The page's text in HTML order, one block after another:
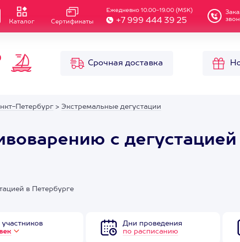
Каталог Сертификаты
Ежедневно 10.00-19.00 (MSK)
+7 999 444 39 25
Срочная доставка
Петербург > Экстремальные дегустации
с дегустацией
в Петербурге
Дни проведения
по расписанию